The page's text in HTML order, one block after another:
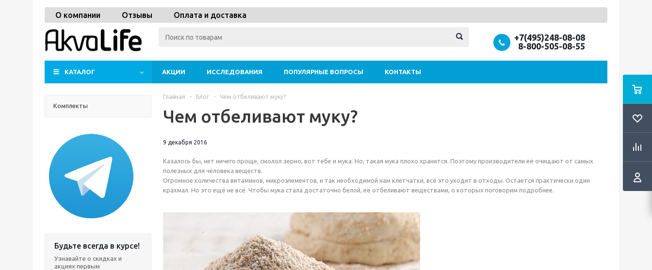
О компании Отзывы Оплата и доставка
+7(495)248-08-08
8-800-505-08-55
КАТАЛОГ АКЦИИ ИССЛЕДОВАНИЯ ПОПУЛЯРНЫЕ ВОПРОСЫ КОНТАКТЫ
Комплекты
Будьте всегда в курсе!
Узнавайте о скидках и
акциях первым
Главная - Блог - Чем отбеливают муку?
Чем отбеливают муку?
9 декабря 2016
Казалось бы, нет ничего проще, смолол зерно, вот тебе и мука. Но, такая мука плохо хранится. Поэтому производители её очищают от самых
полезных для человека веществ.
Огромное количества витаминов, микроэлементов, и так необходимой нам клетчатки, всё это уходит в отходы. Остается практически один
крахмал. Но это ещё не всё. Чтобы мука стала достаточно белой, её отбеливают веществами, о которых поговорим подробнее.